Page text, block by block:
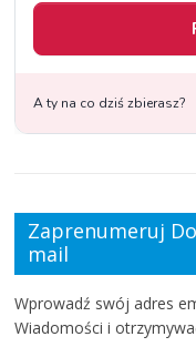
Zaprenumeruj
mail
Wprowadź swój adres
Wiadomości i